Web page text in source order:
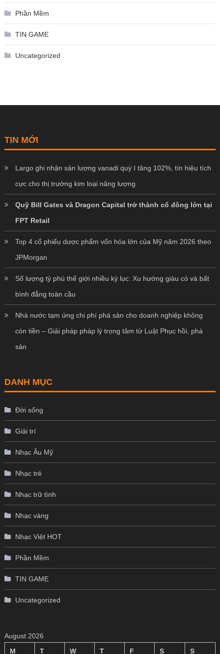
Phần Mềm
TIN GAME
Uncategorized
TIN MỚI
Largo ghi nhận sản lượng vanadi quý I tăng 102%, tín hiệu tích
cực cho thị trường kim loại năng lượng
Quỹ Bill Gates và Dragon Capital trở thành cổ đông lớn tại
FPT Retail
Top 4 cổ phiếu dược phẩm vốn hóa lớn của Mỹ năm 2026 theo
JPMorgan
Số lượng tỷ phú thế giới nhiều kỷ lục: Xu hướng giàu có và bất
bình đẳng toàn cầu
Nhà nước tạm ứng chi phí phá sản cho doanh nghiệp không
còn tiền – Giải pháp pháp lý trọng tâm từ Luật Phục hồi, phá
sản
DANH MỤC
Đời sống
Giải trí
Nhạc Âu Mỹ
Nhạc trẻ
Nhạc trữ tình
Nhạc vàng
Nhạc Việt HOT
Phần Mềm
TIN GAME
Uncategorized
August 2026
M
T W T F S S